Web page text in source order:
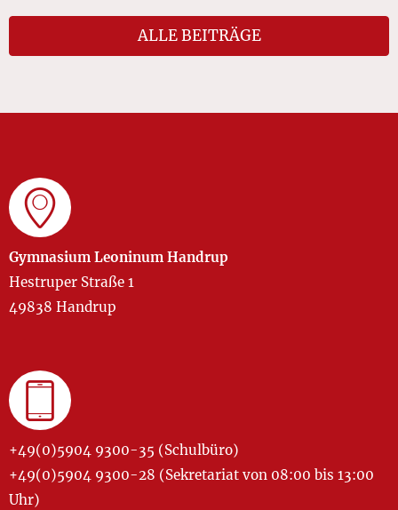
ALLE BEITRÄGE
Gymnasium Leoninum Handrup
Hestruper Straße 1
49838 Handrup
+49(0)5904 9300-35 (Schulbüro)
+49(0)5904 9300-28 (Sekretariat von 08:00 bis 13:00
Uhr)